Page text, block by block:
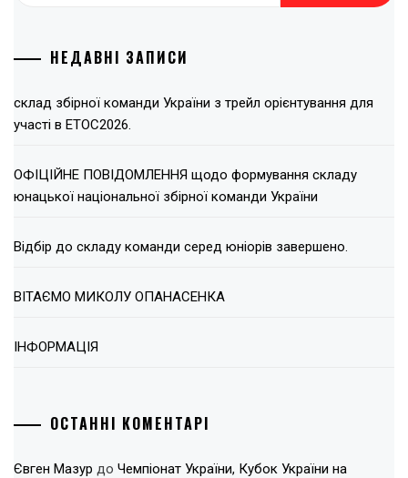
НЕДАВНІ ЗАПИСИ
склад збірної команди України з трейл орієнтування для
участі в ЕТОС2026.
ОФІЦІЙНЕ ПОВІДОМЛЕННЯ щодо формування складу
юнацької національної збірної команди України
Відбір до складу команди серед юніорів завершено.
ВІТАЄМО МИКОЛУ ОПАНАСЕНКА
ІНФОРМАЦІЯ
ОСТАННІ КОМЕНТАРІ
Євген Мазур до Чемпіонат України, Кубок України на